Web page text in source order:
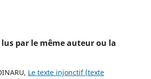
par le même auteur ou la
Le texte injonctif (texte